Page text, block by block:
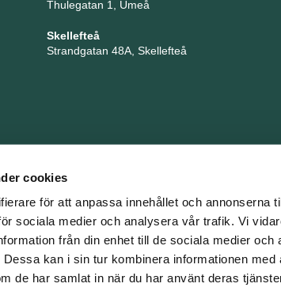
cookies
för att anpassa innehållet och annonserna
sociala medier och analysera vår trafik. Vi
från din enhet till de sociala medier och
kan i sin tur kombinera informationen med
de har samlat in när du har använt deras
Thulegatan 1, Umeå
Skellefteå
Strandgatan 48A, Skellefteå
TNG är en del i företagsgruppen Key